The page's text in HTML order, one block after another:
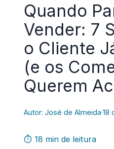
Quando
Vender: 7
o Cliente
(e os
Querem
Autor: José de Almeida·18
⏱ 18 min de leitura